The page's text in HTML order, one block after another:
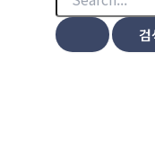
대
상